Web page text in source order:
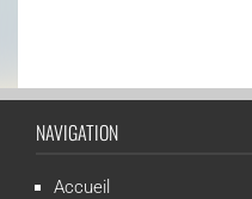
NAVIGATION
Accueil